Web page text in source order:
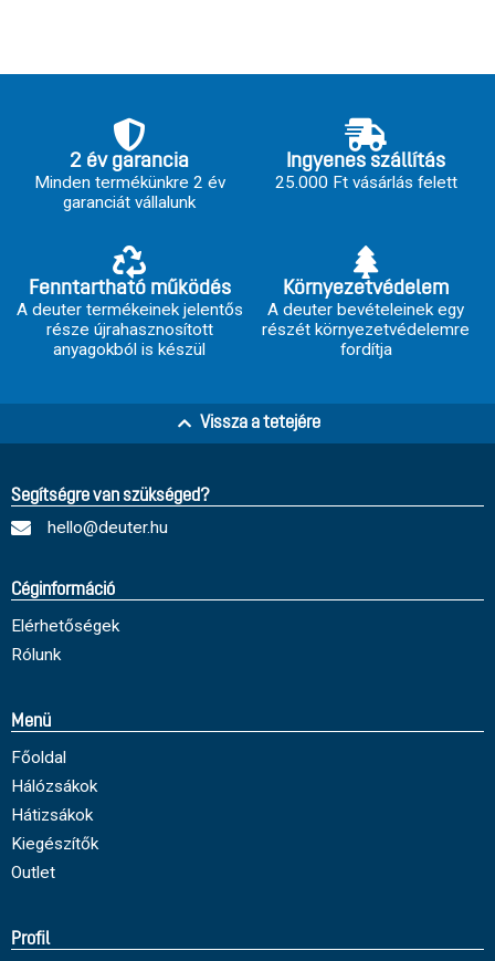
2 év garancia
Minden termékünkre 2 év
garanciát vállalunk
Ingyenes szállítás
25.000 Ft vásárlás felett
Fenntartható működés
A deuter termékeinek jelentős
része újrahasznosított
anyagokból is készül
Környezetvédelem
A deuter bevételeinek egy
részét környezetvédelemre
fordítja
Vissza a tetejére
Segítségre van szükséged?
hello@deuter.hu
Céginformáció
Elérhetőségek
Rólunk
Menü
Főoldal
Hálózsákok
Hátizsákok
Kiegészítők
Outlet
Profil